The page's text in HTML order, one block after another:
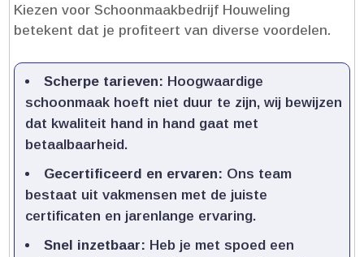
Kiezen voor Schoonmaakbedrijf Houweling
betekent dat je profiteert van diverse voordelen.​
Scherpe tarieven: Hoogwaardige
schoonmaak hoeft niet duur te zijn, wij bewijzen
dat kwaliteit hand in hand gaat met
betaalbaarheid.​
Gecertificeerd en ervaren: Ons team
bestaat uit vakmensen met de juiste
certificaten en jarenlange ervaring.​
Snel inzetbaar: Heb je met spoed een